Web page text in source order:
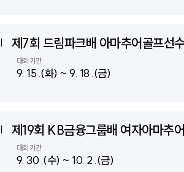
제7회 드림파크배 아마추어골프선
대회기간
9. 15 .(화) ~ 9. 18 .(금)
제19회 KB금융그룹배 여자아마추
대회기간
9. 30 .(수) ~ 10. 2 .(금)